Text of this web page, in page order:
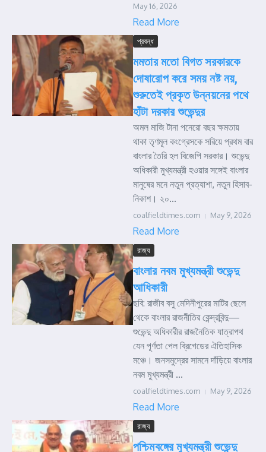
May 16, 2026
Read More
প্রবন্ধ
মমতার মতো বিগত সরকারকে
দোষারোপ করে সময় নষ্ট নয়,
শুরুতেই প্রকৃত উন্নয়নের পথে
হাঁটা দরকার শুভেন্দুর
অমল মাজি টানা পনেরো বছর ক্ষমতায়
থাকা তৃণমূল কংগ্রেসকে সরিয়ে প্রথম বার
বাংলার তৈরি হল বিজেপি সরকার। শুভেন্দু
অধিকারী মুখ্যমন্ত্রী হওয়ার সঙ্গেই বাংলার
মানুষের মনে নতুন প্রত্যাশা, নতুন হিসাব-
নিকাশ। ২০...
coalfieldtimes.com May 9, 2026
Read More
রাজ্য
বাংলার নবম মুখ্যমন্ত্রী শুভেন্দু
আধিকারী
ছবি: রাজীব বসু মেদিনীপুরের মাটির ছেলে
থেকে বাংলার রাজনীতির কেন্দ্রবিন্দু—
শুভেন্দু অধিকারীর রাজনৈতিক যাত্রাপথ
যেন পূর্ণতা পেল ব্রিগেডের ঐতিহাসিক
মঞ্চে। জনসমুদ্রের সামনে দাঁড়িয়ে বাংলার
নবম মুখ্যমন্ত্রী ...
coalfieldtimes.com May 9, 2026
Read More
রাজ্য
পশ্চিমবঙ্গের মুখ্যমন্ত্রী শুভেন্দু